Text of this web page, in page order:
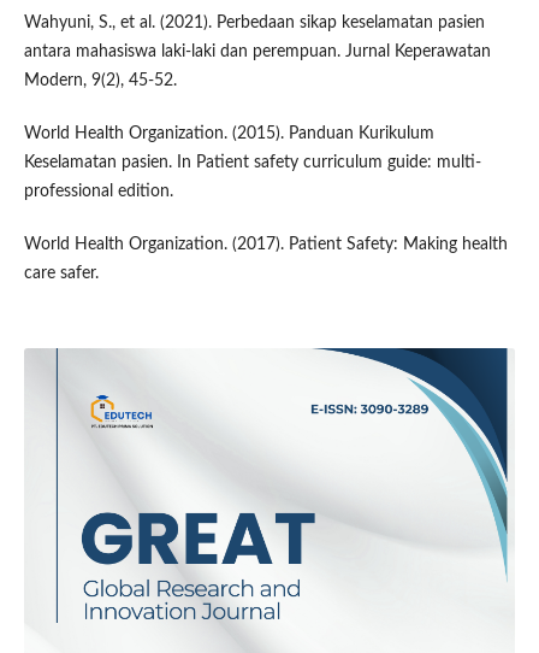
Wahyuni, S., et al. (2021). Perbedaan sikap keselamatan pasien
antara mahasiswa laki-laki dan perempuan. Jurnal Keperawatan
Modern, 9(2), 45-52.
World Health Organization. (2015). Panduan Kurikulum
Keselamatan pasien. In Patient safety curriculum guide: multi-
professional edition.
World Health Organization. (2017). Patient Safety: Making health
care safer.